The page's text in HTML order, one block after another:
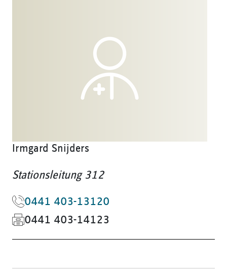
Irmgard Snijders
Stationsleitung 312
0441 403-13120
0441 403-14123